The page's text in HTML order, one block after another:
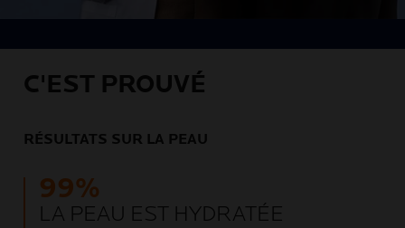
C'EST PROUVÉ
RÉSULTATS SUR LA PEAU
99%
LA PEAU EST HYDRATÉE